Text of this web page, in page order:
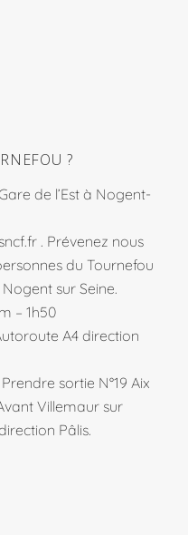
?
de l’Est à Nogent-
sncf.fr . Prévenez nous
du Tournefou
sur Seine.
– 1h50
A4 direction
sortie N°19 Aix
Villemaur sur
Pâlis.